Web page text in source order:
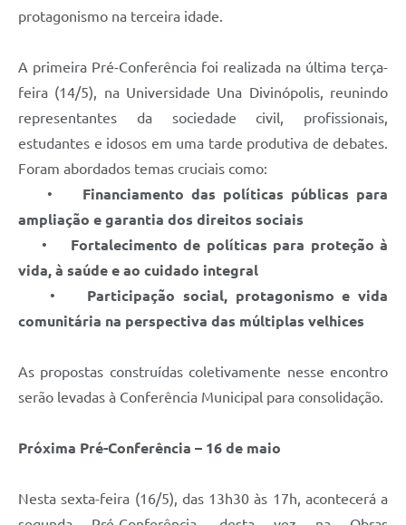
protagonismo na terceira idade.
A primeira Pré-Conferência foi realizada na última terça-
feira (14/5), na Universidade Una Divinópolis, reunindo
representantes da sociedade civil, profissionais,
estudantes e idosos em uma tarde produtiva de debates.
Foram abordados temas cruciais como:
•
Financiamento das políticas públicas para
ampliação e garantia dos direitos sociais
• Fortalecimento de políticas para proteção à
vida, à saúde e ao cuidado integral
• Participação social, protagonismo e vida
comunitária na perspectiva das múltiplas velhices
As propostas construídas coletivamente nesse encontro
serão levadas à Conferência Municipal para consolidação.
Próxima Pré-Conferência – 16 de maio
Nesta sexta-feira (16/5), das 13h30 às 17h, acontecerá a